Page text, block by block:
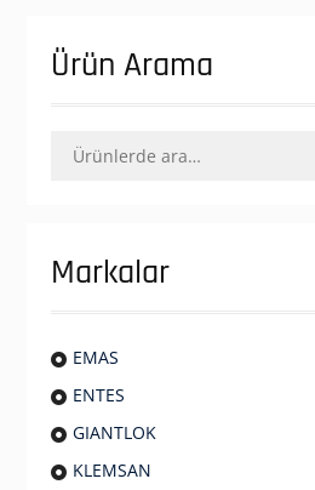
Ürün Arama
Ara:
Markalar
EMAS
ENTES
GIANTLOK
KLEMSAN